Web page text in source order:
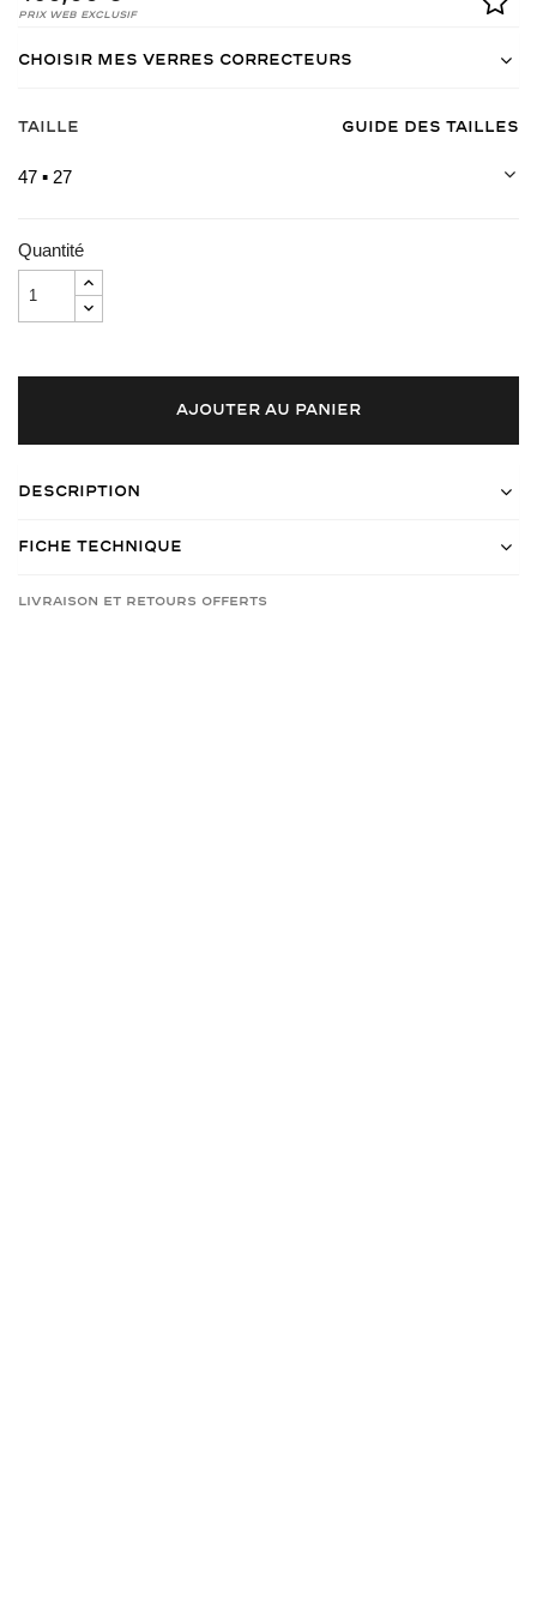
Prix Web Exclusif
Choisir mes verres correcteurs
Taille Guide des tailles
47 ▪ 27
Quantité
AJOUTER AU PANIER
Description
Fiche Technique
Livraison et retours offerts